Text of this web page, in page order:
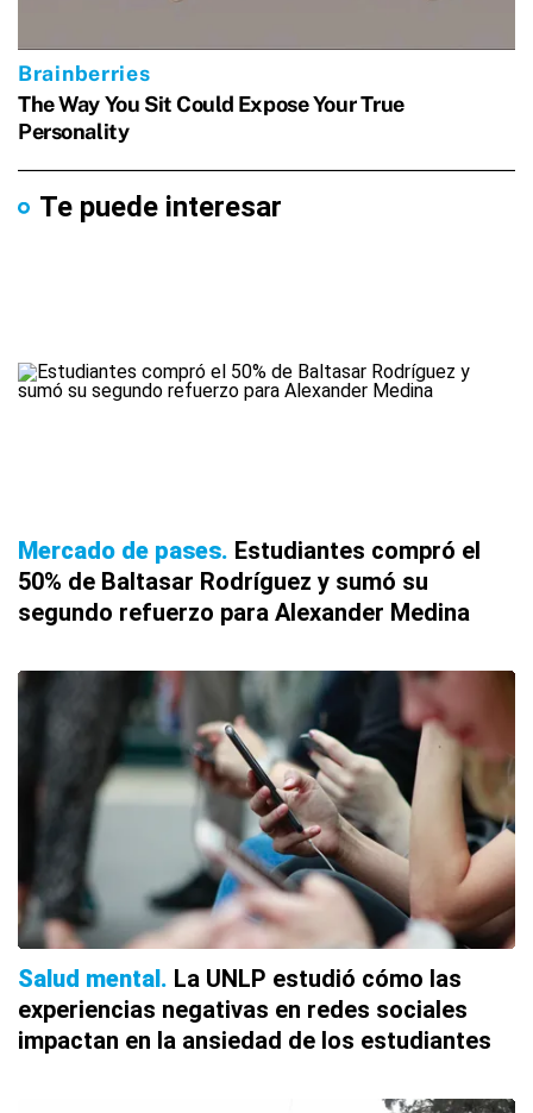
Te puede interesar
Mercado de pases Estudiantes compró el
50% de Baltasar Rodríguez y sumó su
segundo refuerzo para Alexander Medina
Salud mental La UNLP estudió cómo las
experiencias negativas en redes sociales
impactan en la ansiedad de los estudiantes